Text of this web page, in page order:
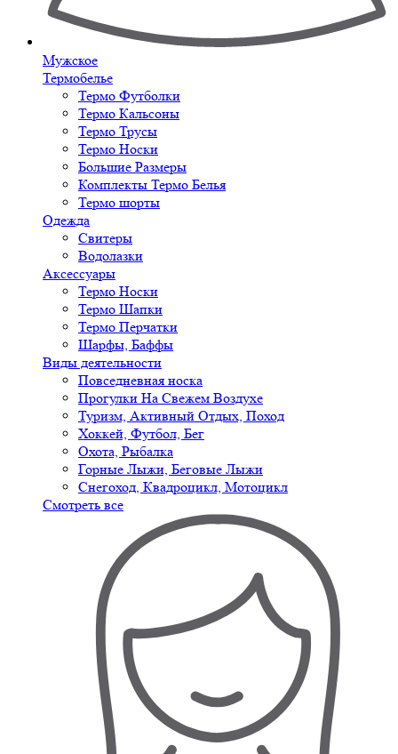
Мужское
Термобелье
Термо Футболки
Термо Кальсоны
Термо Трусы
Термо Носки
Большие Размеры
Комплекты Термо Белья
Термо шорты
Одежда
Свитеры
Водолазки
Аксессуары
Термо Носки
Термо Шапки
Термо Перчатки
Шарфы, Баффы
Виды деятельности
Повседневная носка
Прогулки На Свежем Воздухе
Туризм, Активный Отдых, Поход
Хоккей, Футбол, Бег
Охота, Рыбалка
Горные Лыжи, Беговые Лыжи
Снегоход, Квадроцикл, Мотоцикл
Смотреть все